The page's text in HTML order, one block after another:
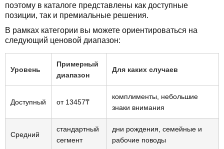
поэтому в каталоге представлены как доступные
позиции, так и премиальные решения.
В рамках категории вы можете ориентироваться на
следующий ценовой диапазон:
Уровень
Примерный
диапазон
Для каких случаев
Доступный от 13457₸
комплименты, небольшие
знаки внимания
Средний
стандартный
сегмент
дни рождения, семейные и
рабочие поводы